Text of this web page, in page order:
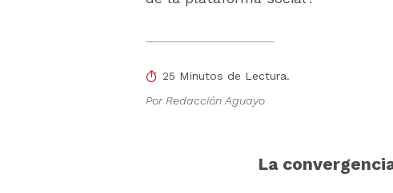
25 Minutos de Lectura.
Por Redacción Aguayo
La